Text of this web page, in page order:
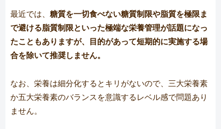
最近では、糖質を一切食べない糖質制限や脂質を極限ま
で避ける脂質制限といった極端な栄養管理が話題になっ
たこともありますが、目的があって短期的に実施する場
合を除いて推奨しません。
なお、栄養は細分化するとキリがないので、三大栄養素
か五大栄養素のバランスを意識するレベル感で問題あり
ません。